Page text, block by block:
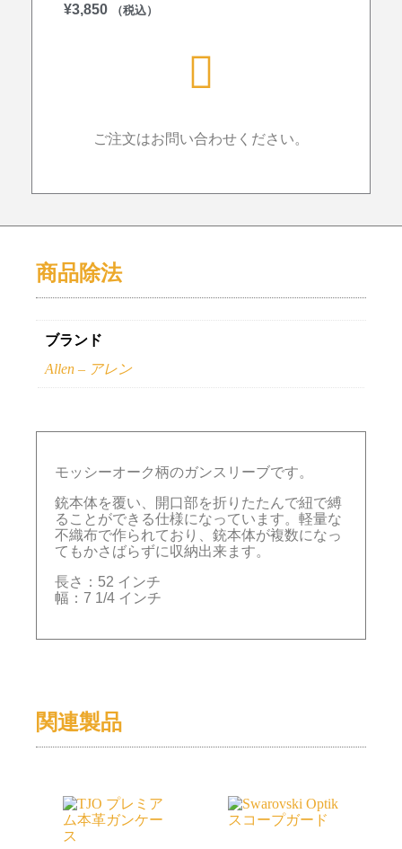
¥3,850 （税込）
ご注文はお問い合わせください。
商品除法
ブランド
Allen – アレン
モッシーオーク柄のガンスリーブです。
銃本体を覆い、開口部を折りたたんで紐で縛
ることができる仕様になっています。軽量な
不織布で作られており、銃本体が複数になっ
てもかさばらずに収納出来ます。
長さ：52 インチ
幅：7 1/4 インチ
関連製品